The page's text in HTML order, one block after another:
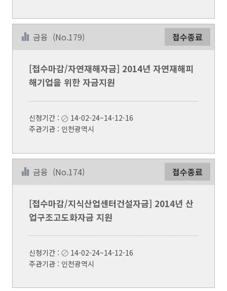
금융 (No.179) 접수종료
[접수마감/자연재해자금] 2014년 자연재해피
해기업을 위한 자금지원
신청기간 :
14-02-24~14-12-16
주관기관 : 인천광역시
금융 (No.174) 접수종료
[접수마감/지식산업센터건설자금] 2014년 산
업구조고도화자금 지원
신청기간 :
14-02-24~14-12-16
주관기관 : 인천광역시